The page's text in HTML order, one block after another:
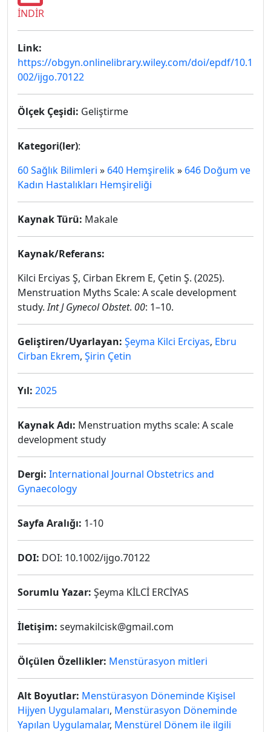
İNDİR
Link:
https://obgyn.onlinelibrary.wiley.com/doi/epdf/10.1
002/ijgo.70122
Ölçek Çeşidi: Geliştirme
Kategori(ler):
60 Sağlık Bilimleri » 640 Hemşirelik» 646 Doğum ve
Kadın Hastalıkları Hemşireliği
Kaynak Türü: Makale
Kaynak/Referans:
Kilci Erciyas Ş, Cirban Ekrem E, Çetin Ş. (2025).
Menstruation Myths Scale: A scale development
study.Int J Gynecol Obstet. 00: 1–10.
Geliştiren/Uyarlayan: Şeyma Kilci Erciyas, Ebru
Cirban Ekrem, Şirin Çetin
Yıl: 2025
Kaynak Adı: Menstruation myths scale: A scale
development study
Dergi: International Journal Obstetrics and
Gynaecology
Sayfa Aralığı: 1-10
DOI: DOI: 10.1002/ijgo.70122
Sorumlu Yazar: Şeyma KİLCİ ERCİYAS
İletişim: seymakilcisk@gmail.com
Ölçülen Özellikler: Menstürasyon mitleri
Alt Boyutlar: Menstürasyon Döneminde Kişisel
Hijyen Uygulamaları, Menstürasyon Döneminde
Yapılan Uygulamalar, Menstürel Dönem ile ilgili